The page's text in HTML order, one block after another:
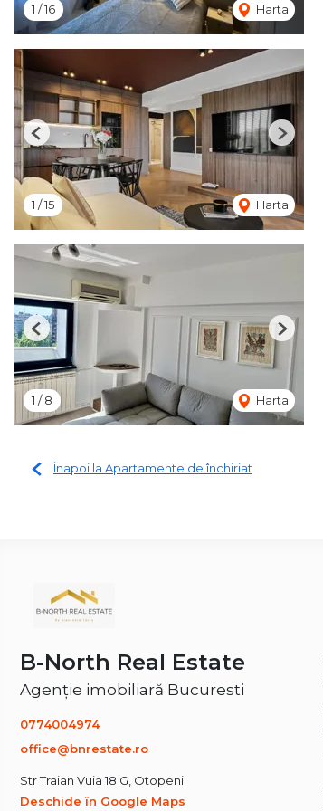
1 /16 Harta
1 /15 Harta
Previous Next
1 /8 Harta
Previous Next
Înapoi la Apartamente de închiriat
B-North Real Estate
Agenție imobiliară Bucuresti
0774004974
office@bnrestate.ro
Str Traian Vuia 18 G, Otopeni
Deschide în Google Maps